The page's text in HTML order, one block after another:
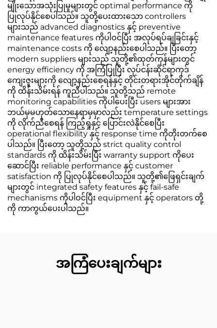
မျိုးသောအသုံးပြုမှုများတွင် optimal performance ကို
ပြုလုပ်နိုင်စေပါသည်။ သူတို့ပေးထားသော controllers
များသည် advanced diagnostics နှင့် preventive
maintenance features ကိုပါဝင်ပြီး အလုပ်ရပ်ချခြင်းနှင့်
maintenance costs ကို လျော့နည်းစေပါသည်။ ပြီးတော့
modern suppliers များသည် သူတို့၏ထုတ်ကုန်များတွင်
energy efficiency ကို အကြံပြုပြီး လုပ်ငန်းဆိုင်ရာကုဒ်
ကျေးဇူးများကို လျော့နည်းစေရန်နှင့် တိုင်းတရားအိုင်တိုက်ချိန်
ကို ထိန်းသိမ်းရန် ကူညီပါသည်။ သူတို့သည် remote
monitoring capabilities ကိုပါပေးပြီး users များအား
ဘယ်မှမဟုတ်သောနေရာမှမှာလည်း temperature settings
ကို လိုက်ညီစေရန် ကြည့်ရှုနှင့် ပြောင်းလဲနိုင်စေပြီး
operational flexibility နှင့် response time ကိုတိုးတက်စေ
ပါသည်။ ပြီးတော့ သူတို့သည် strict quality control
standards ကို ထိန်းသိမ်းပြီး warranty support ကိုပေး
ဆောင်ပြီး reliable performance နှင့် customer
satisfaction ကို ပြုလုပ်နိုင်စေပါသည်။ သူတို့၏ဖြေရှင်းချက်
များတွင် integrated safety features နှင့် fail-safe
mechanisms ကိုပါဝင်ပြီး equipment နှင့် operators တို့
ကို ကာကွယ်ပေးပါသည်။
အကြံပေးချက်များ